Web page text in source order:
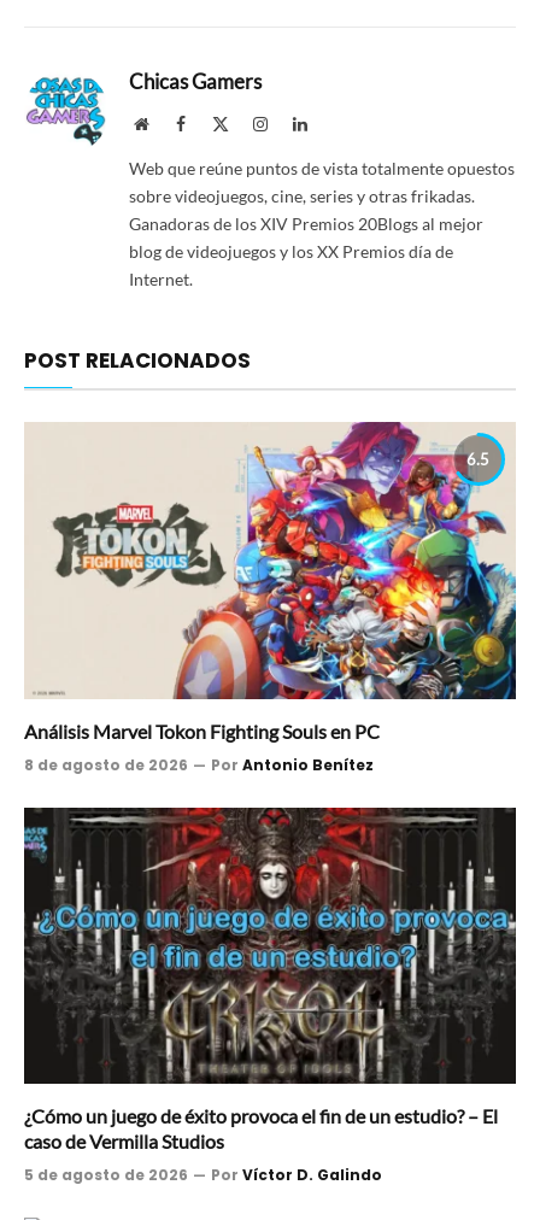
Chicas Gamers
WebsiteFacebook InstagramLinkedIn
Web que reúne puntos de vista totalmente opuestos
sobre videojuegos, cine, series y otras frikadas.
Ganadoras de los XIV Premios 20Blogs al mejor
blog de videojuegos y los XX Premios día de
Internet.
POST RELACIONADOS
6.5
Análisis Marvel Tokon Fighting Souls en PC
8 de agosto de 2026 Por Antonio Benítez
¿Cómo un juego de éxito provoca el fin de un estudio? – El
caso de Vermilla Studios
5 de agosto de 2026 Por Víctor D. Galindo